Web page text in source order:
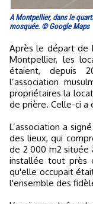
A Montpellier, dans le
mosquée. © Google Maps
Après le départ de McDonald’s du quartier de la Paillade, à
Montpellier, les
étaient, depuis
l’association
propriétaires la
de prière. Celle-ci a
L’association a
des lieux, qui
de 2 000 m2 située
installée tout près
qu'elle occupait
l'ensemble des